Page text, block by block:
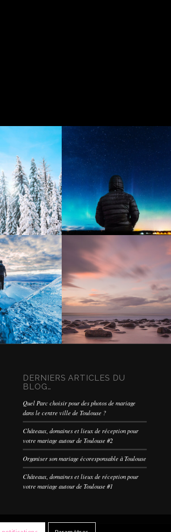
Norway
Arctic Purple Reef
DERNIERS ARTICLES DU
BLOG…
Quel Parc choisir pour des photos de mariage
dans le centre ville de Toulouse ?
Châteaux, domaines et lieux de réception pour
votre mariage autour de Toulouse #2
Organiser son mariage écoresponsable à Toulouse
Châteaux, domaines et lieux de réception pour
votre mariage autour de Toulouse #1